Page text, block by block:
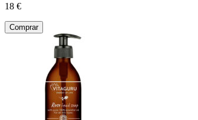
18 €
Comprar